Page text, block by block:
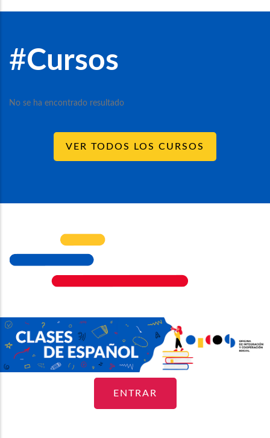
#Cursos
No se ha encontrado resultado
VER TODOS LOS CURSOS
ENTRAR